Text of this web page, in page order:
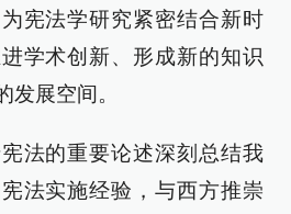
宪法学研究紧密结合新时
学术创新、形成新的知识
发展空间。
法的重要论述深刻总结我
法实施经验，与西方推崇